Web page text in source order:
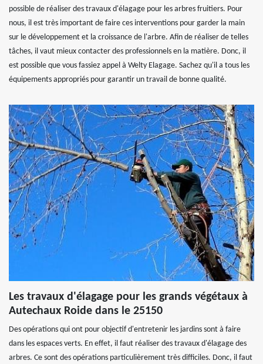
possible de réaliser des travaux d'élagage pour les arbres fruitiers. Pour
nous, il est très important de faire ces interventions pour garder la main
sur le développement et la croissance de l'arbre. Afin de réaliser de telles
tâches, il vaut mieux contacter des professionnels en la matière. Donc, il
est possible que vous fassiez appel à Welty Elagage. Sachez qu'il a tous les
équipements appropriés pour garantir un travail de bonne qualité.
Les travaux d'élagage pour les grands végétaux à
Autechaux Roide dans le 25150
Des opérations qui ont pour objectif d'entretenir les jardins sont à faire
dans les espaces verts. En effet, il faut réaliser des travaux d'élagage des
arbres. Ce sont des opérations particulièrement très difficiles. Donc, il faut